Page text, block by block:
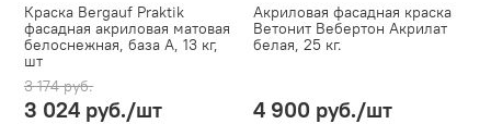
Краска Bergauf Praktik
фасадная акриловая матовая
белоснежная, база А, 13 кг,
шт
3 174 руб.
3 024 руб./шт
Акриловая фасадная краска
Ветонит Вебертон Акрилат
белая, 25 кг.
4 900 руб./шт